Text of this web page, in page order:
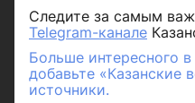
Следите за самым
Telegram-канале
Больше интересного
добавьте «Казанские
источники.